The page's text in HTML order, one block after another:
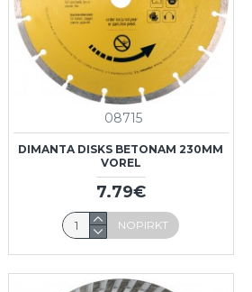
08715
DIMANTA DISKS BETONAM 230MM
VOREL
7.79€
NOPIRKT